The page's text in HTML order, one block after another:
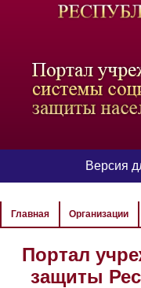
Версия
Главная Организации
Портал
защиты